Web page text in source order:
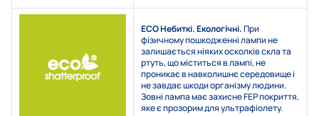
ECOНебиткі. Екологічні.При
фізичному пошкодженні лампи не
залишається ніяких осколків скла та
ртуть, що міститься в лампі, не
проникає в навколишнє середовище і
не завдає шкоди організму людини.
Зовні лампа має захисне FEP покриття,
яке є прозорим для ультрафіолету.